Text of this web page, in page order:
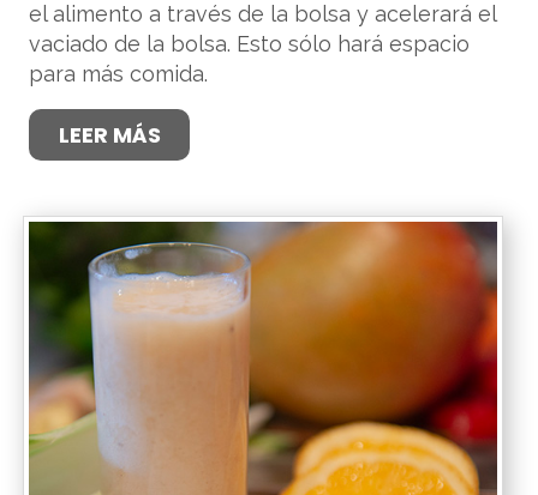
el alimento a través de la bolsa y acelerará el
vaciado de la bolsa. Esto sólo hará espacio
para más comida.
LEER MÁS